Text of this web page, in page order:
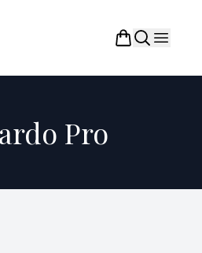
Pro